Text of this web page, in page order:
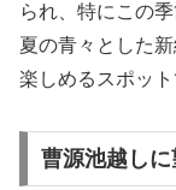
られ、特にこの
夏の青々とした
楽しめるスポット
曹源池越し